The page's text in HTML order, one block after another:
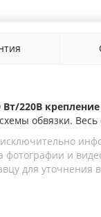
220В
обвязки.
и
для уточнения